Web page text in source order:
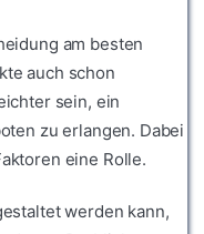
am besten
auch schon
sein, ein
zu erlangen. Dabei
eine Rolle.
werden kann,